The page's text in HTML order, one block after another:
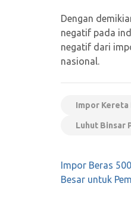
Dengan
negatif pada
negatif dari
nasional.
Impor Kereta
Luhut Binsar
Navigasi
pos
Impor Beras
Besar untuk